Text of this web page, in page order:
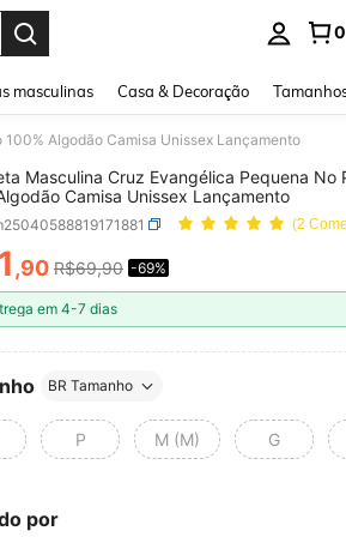
0
masculinas Casa & Decoração
Algodão Camisa Unissex Lançamento
Masculina Cruz Evangélica Pequena No
Camisa Unissex Lançamento
(2
AND
,90 R$69,90 -69%
em 4-7 dias
BR Tamanho
P M (M) G
por